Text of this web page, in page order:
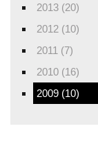
2013 (20)
2012 (10)
2011 (7)
2010 (16)
2009 (10)